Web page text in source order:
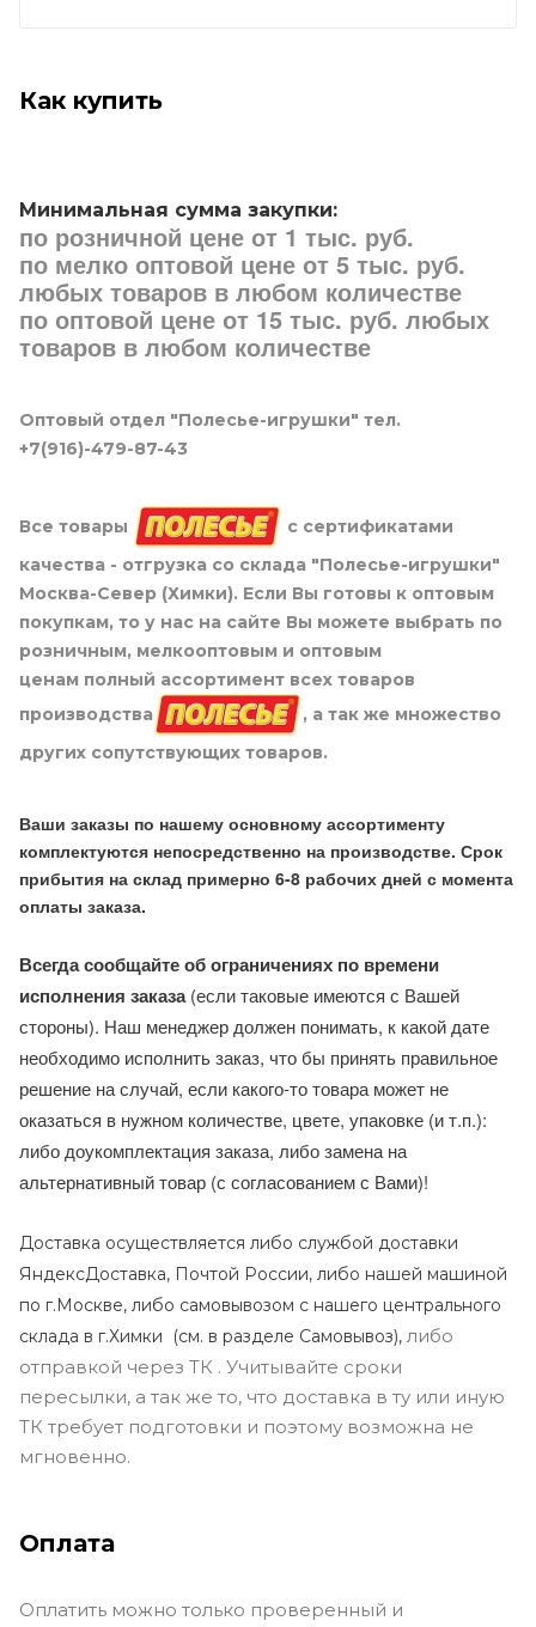
Как купить
Минимальная сумма закупки:
по розничной цене от 1 тыс. руб.
по мелко оптовой цене от 5 тыс. руб.
любых товаров в любом количестве
по оптовой цене от 15 тыс. руб. любых
товаров в любом количестве
Оптовый отдел "Полесье-игрушки" тел.
+7(916)-479-87-43
Все товары
с сертификатами
качества - отгрузка со склада "Полесье-игрушки"
Москва-Север (Химки). Если Вы готовы к оптовым
покупкам, то у нас на сайте Вы можете выбрать по
розничным, мелкооптовым и оптовым
ценам полный ассортимент всех товаров
производства
, а так же множество
других сопутствующих товаров.
Ваши заказы по нашему основному ассортименту
комплектуются непосредственно на производстве. Срок
прибытия на склад примерно 6-8 рабочих дней с момента
оплаты заказа.
Всегда сообщайте об ограничениях по времени
исполнения заказа(если таковые имеются с Вашей
стороны). Наш менеджер должен понимать, к какой дате
необходимо исполнить заказ, что бы принять правильное
решение на случай, если какого-то товара может не
оказаться в нужном количестве, цвете, упаковке (и т.п.):
либо доукомплектация заказа, либо замена на
альтернативный товар (с согласованием с Вами)!
Доставка осуществляется либо службой доставки
ЯндексДоставка, Почтой России, либо нашей машиной
по г.Москве, либо самовывозом с нашего центрального
склада в г.Химки (см. в разделе Самовывоз), либо
отправкой через ТК . Учитывайте сроки
пересылки, а так же то, что доставка в ту или иную
ТК требует подготовки и поэтому возможна не
мгновенно.
Оплата
Оплатить можно только проверенный и